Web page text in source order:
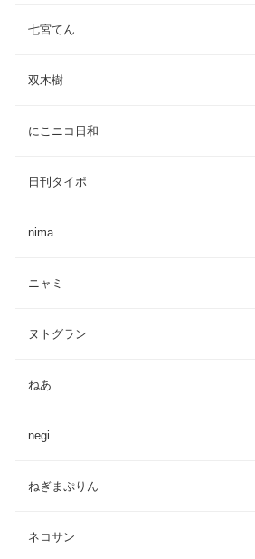
七宮てん
双木樹
にこニコ日和
日刊タイポ
nima
ニャミ
ヌトグラン
ねあ
negi
ねぎまぷりん
ネコサン